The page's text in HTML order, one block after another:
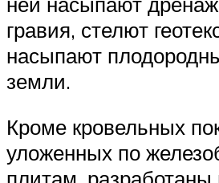
гравия, стелют
насыпают
земли.
Кроме кровельных
уложенных по